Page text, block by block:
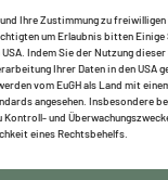
Ihre Zustimmung zu
um Erlaubnis bitten
Indem Sie der Nutzung
Ihrer Daten in den USA
vom EuGH als Land mit
angesehen. Insbesondere
Kontroll- und
eines Rechtsbehelfs.
Empfehle uns weiter ♥